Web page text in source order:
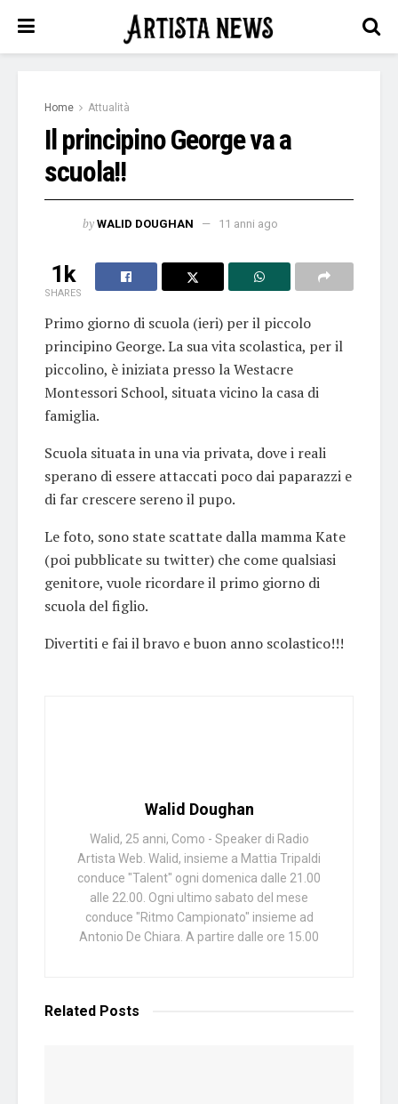
Home Attualità
Il principino George va a
scuola!!
by WALID DOUGHAN 11 anni ago
1k
SHARES
Primo giorno di scuola (ieri) per il piccolo
principino George. La sua vita scolastica, per il
piccolino, è iniziata presso la Westacre
Montessori School, situata vicino la casa di
famiglia.
Scuola situata in una via privata, dove i reali
sperano di essere attaccati poco dai paparazzi e
di far crescere sereno il pupo.
Le foto, sono state scattate dalla mamma Kate
(poi pubblicate su twitter) che come qualsiasi
genitore, vuole ricordare il primo giorno di
scuola del figlio.
Divertiti e fai il bravo e buon anno scolastico!!!
Walid Doughan
Walid, 25 anni, Como - Speaker di Radio
Artista Web. Walid, insieme a Mattia Tripaldi
conduce "Talent" ogni domenica dalle 21.00
alle 22.00. Ogni ultimo sabato del mese
conduce "Ritmo Campionato" insieme ad
Antonio De Chiara. A partire dalle ore 15.00
Related Posts